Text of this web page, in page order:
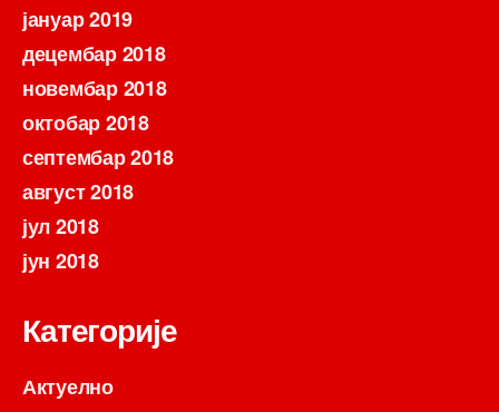
јануар 2019
децембар 2018
новембар 2018
октобар 2018
септембар 2018
август 2018
јул 2018
јун 2018
Категорије
Актуелно